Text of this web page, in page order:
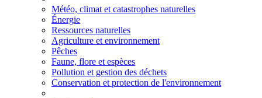
Météo, climat et catastrophes naturelles
Énergie
Ressources naturelles
Agriculture et environnement
Pêches
Faune, flore et espèces
Pollution et gestion des déchets
Conservation et protection de l'environnement